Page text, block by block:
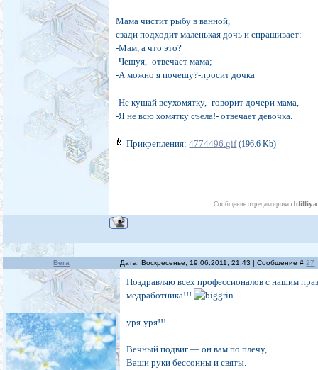
Мама чистит рыбу в ванной,
сзади подходит маленькая дочь и спрашивает:
-Мам, а что это?
-Чешуя,- отвечает мама;
-А можно я почешу?-просит дочка
-Не кушай всухомятку,- говорит дочери мама,
-Я не всю хомятку съела!- отвечает девочка.
Прикрепления:4774496.gif (196.6 Kb)
Сообщение отредактировалIdilliya
Вега Дата: Воскресенье, 19.06.2011, 21:43 | Сообщение #27
Поздравляю всех профессионалов с нашим
медработника!!!
уря-уря!!!
Вечный подвиг — он вам по плечу,
Ваши руки бессонны и святы.